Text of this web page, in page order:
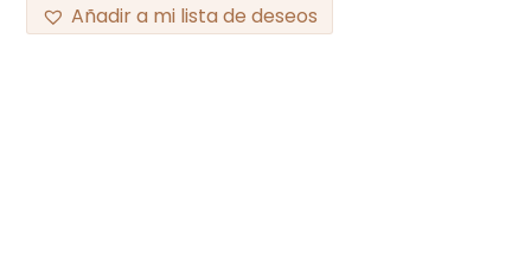
Añadir a mi lista de deseos